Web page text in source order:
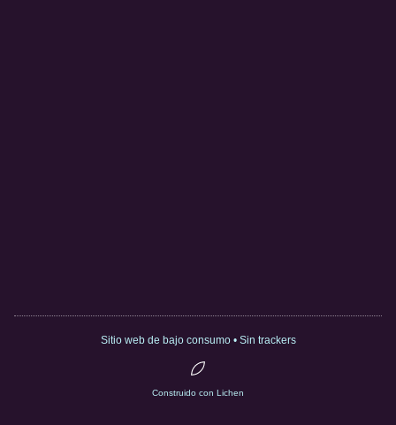
Sitio web de bajo consumo • Sin trackers
Construido con Lichen